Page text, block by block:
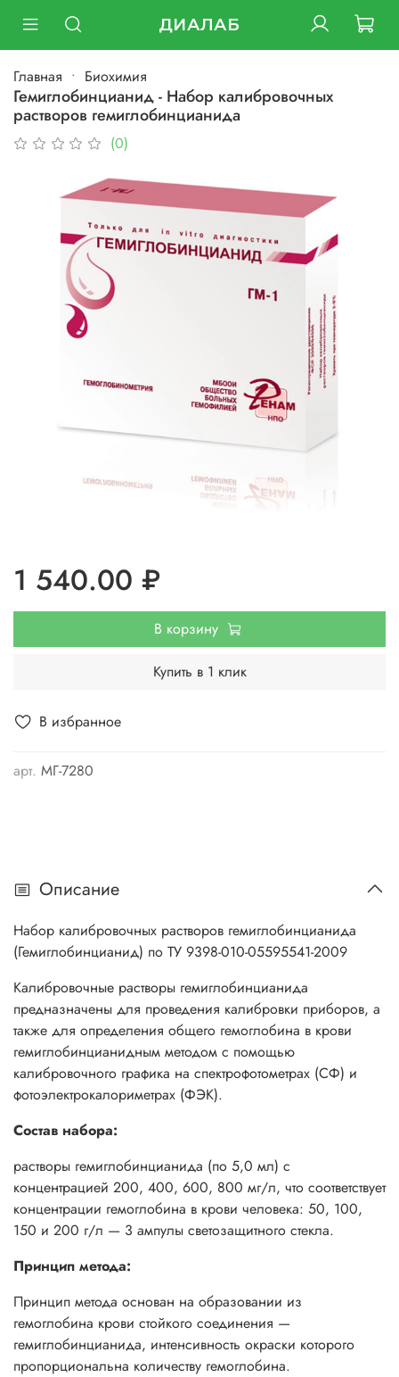
ДИАЛАБ
Главная Биохимия
Гемиглобинцианид - Набор калибровочных
растворов гемиглобинцианида
(0)
В избранное
арт. МГ-7280
1 540.00 ₽
В корзину
Купить в 1 клик
Описание
Набор калибровочных растворов гемиглобинцианида
(Гемиглобинцианид) по ТУ 9398-010-05595541-2009
Калибровочные растворы гемиглобинцианида
предназначены для проведения калибровки приборов, а
также для определения общего гемоглобина в крови
гемиглобинцианидным методом с помощью
калибровочного графика на спектрофотометрах (СФ) и
фотоэлектрокалориметрах (ФЭК).
Состав набора:
растворы гемиглобинцианида (по 5,0 мл) с
концентрацией 200, 400, 600, 800 мг/л, что соответствует
концентрации гемоглобина в крови человека: 50, 100,
150 и 200 г/л — 3 ампулы светозащитного стекла.
Принцип метода:
Принцип метода основан на образовании из
гемоглобина крови стойкого соединения —
гемиглобинцианида, интенсивность окраски которого
пропорциональна количеству гемоглобина.